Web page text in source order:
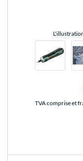
TVA comprise et